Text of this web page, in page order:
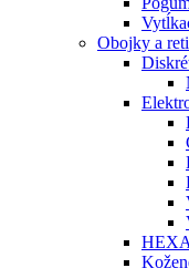
Obojky a
HEXA